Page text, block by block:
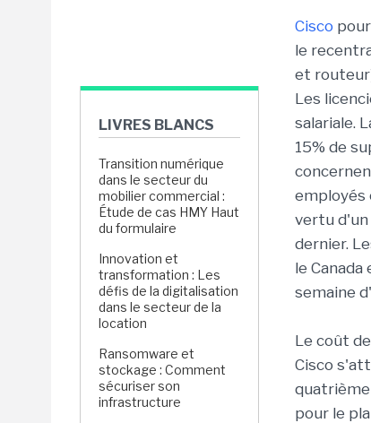
LIVRES BLANCS
Transition numérique
dans le secteur du
mobilier commercial :
Étude de cas HMY Haut
du formulaire
Innovation et
transformation : Les
défis de la digitalisation
dans le secteur de la
location
Ransomware et
stockage : Comment
sécuriser son
infrastructure
Cisco
le
et
Les
salariale.
15% de
employés
vertu d'un
dernier.
le
semaine
Le coût
Cisco
pour le